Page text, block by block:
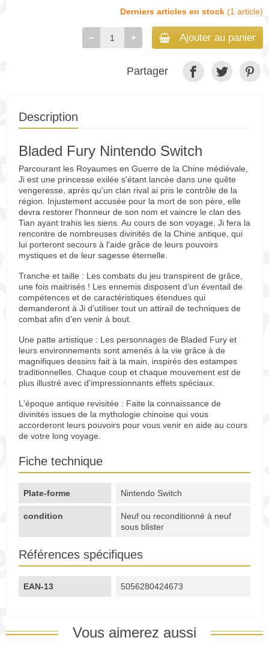
Derniers articles en stock (1 article)
Ajouter au panier
Partager
Description
Bladed Fury Nintendo Switch
Parcourant les Royaumes en Guerre de la Chine médiévale,
Ji est une princesse exilée s'étant lancée dans une quête
vengeresse, après qu'un clan rival ai pris le contrôle de la
région. Injustement accusée pour la mort de son père, elle
devra restorer l'honneur de son nom et vaincre le clan des
Tian ayant trahis les siens. Au cours de son voyage, Ji fera la
rencontre de nombreuses divinités de la Chine antique, qui
lui porteront secours à l'aide grâce de leurs pouvoirs
mystiques et de leur sagesse éternelle.
Tranche et taille : Les combats du jeu transpirent de grâce,
une fois maitrisés ! Les ennemis disposent d'un éventail de
compétences et de caractéristiques étendues qui
demanderont à Ji d'utiliser tout un attirail de techniques de
combat afin d'en venir à bout.
Une patte artistique : Les personnages de Bladed Fury et
leurs environnements sont amenés à la vie grâce à de
magnifiques dessins fait à la main, inspirés des estampes
traditionnelles. Chaque coup et chaque mouvement est de
plus illustré avec d'impressionnants effets spéciaux.
L'époque antique revisitée : Faite la connaissance de
divinités issues de la mythologie chinoise qui vous
accorderont leurs pouvoirs pour vous venir en aide au cours
de votre long voyage.
Fiche technique
Plate-forme Nintendo Switch
condition
Neuf ou reconditionné à neuf
sous blister
Références spécifiques
EAN-13 5056280424673
Vous aimerez aussi